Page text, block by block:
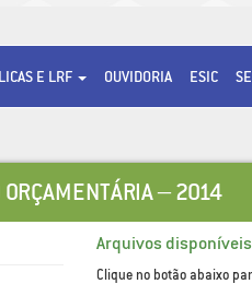
E LRF OUVIDORIA ESIC
ORÇAMENTÁRIA – 2014
Arquivos
Clique no botão abaixo